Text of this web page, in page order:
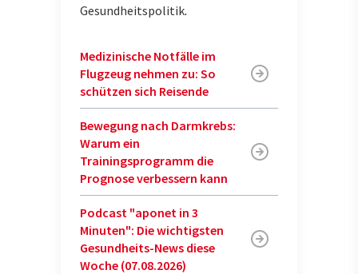
Gesundheitspolitik.
Medizinische Notfälle im
Flugzeug nehmen zu: So
schützen sich Reisende
Bewegung nach Darmkrebs:
Warum ein
Trainingsprogramm die
Prognose verbessern kann
Podcast "aponet in 3
Minuten": Die wichtigsten
Gesundheits-News diese
Woche (07.08.2026)